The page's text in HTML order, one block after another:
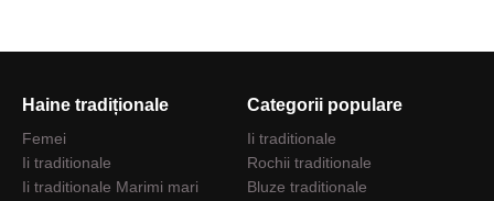
Haine tradiționale
Femei
Ii traditionale
Ii traditionale Marimi mari
Categorii populare
Ii traditionale
Rochii traditionale
Bluze traditionale